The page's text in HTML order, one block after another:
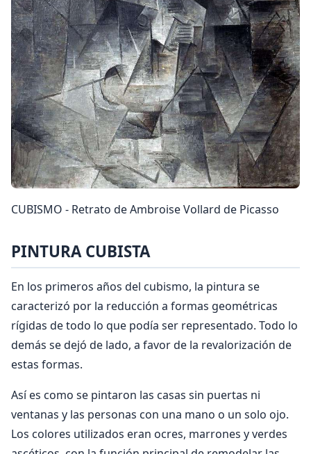
CUBISMO - Retrato de Ambroise Vollard de Picasso
PINTURA CUBISTA
En los primeros años del cubismo, la pintura se
caracterizó por la reducción a formas geométricas
rígidas de todo lo que podía ser representado. Todo lo
demás se dejó de lado, a favor de la revalorización de
estas formas.
Así es como se pintaron las casas sin puertas ni
ventanas y las personas con una mano o un solo ojo.
Los colores utilizados eran ocres, marrones y verdes